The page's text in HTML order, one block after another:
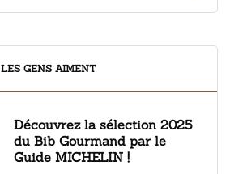
LES GENS AIMENT
Découvrez la sélection 2025
du Bib Gourmand par le
Guide MICHELIN !